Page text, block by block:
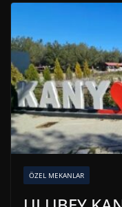
ÖZEL MEKANLAR